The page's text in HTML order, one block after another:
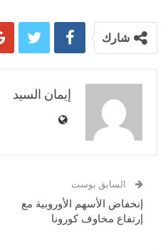
شارك
إيمان السيد
السابق بوست
إنخفاض الأسهم الأوروبية مع
إرتفاع مخاوف كورونا